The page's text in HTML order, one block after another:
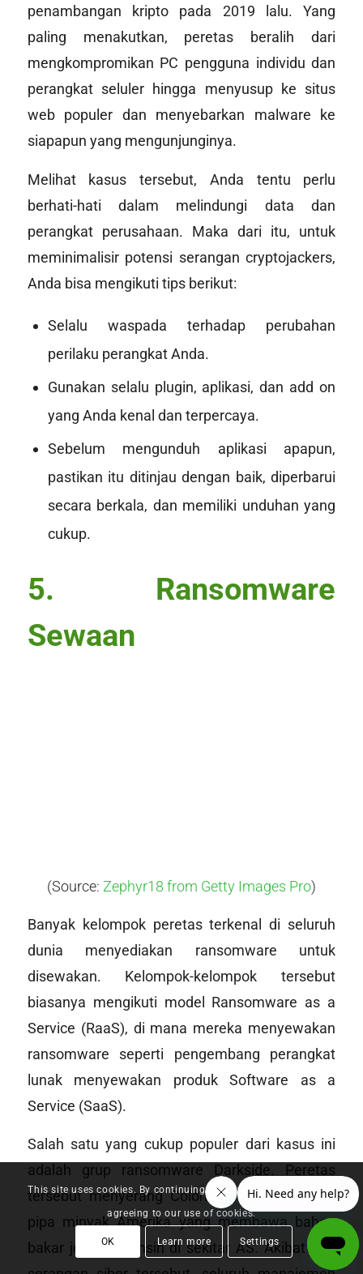
penambangan kripto pada 2019 lalu. Yang
paling menakutkan, peretas beralih dari
mengkompromikan PC pengguna individu dan
perangkat seluler hingga menyusup ke situs
web populer dan menyebarkan malware ke
siapapun yang mengunjunginya.
Melihat kasus tersebut, Anda tentu perlu
berhati-hati dalam melindungi data dan
perangkat perusahaan. Maka dari itu, untuk
meminimalisir potensi serangancryptojackers,
Anda bisa mengikuti tips berikut:
Selalu waspada terhadap perubahan
perilaku perangkat Anda.
Gunakan selalu plugin, aplikasi, dan add on
yang Anda kenal dan terpercaya.
Sebelum mengunduh aplikasi apapun,
pastikan itu ditinjau dengan baik, diperbarui
secara berkala, dan memiliki unduhan yang
cukup.
5. Ransomware
Sewaan
(Source: Zephyr18 from Getty Images Pro)
Banyak kelompok peretas terkenal di seluruh
dunia menyediakan ransomware untuk
disewakan. Kelompok-kelompok tersebut
biasanya mengikuti model Ransomware as a
Service (RaaS), di mana mereka menyewakan
ransomware seperti pengembang perangkat
lunak menyewakan produk Software as a
Service (SaaS).
Salah satu yang cukup populer dari kasus ini
adalah grup ransomware Darkside. Peretas
tersebut menyerang Colonial Pipeline, sistem
pipa minyak Amerika yang membawa bahan
bakar jet dan bensin di sekitar AS. Akibat dari
This site uses cookies. By continuing to browse the site, you are
agreeing to our use of cookies.
OK Learn more Settings